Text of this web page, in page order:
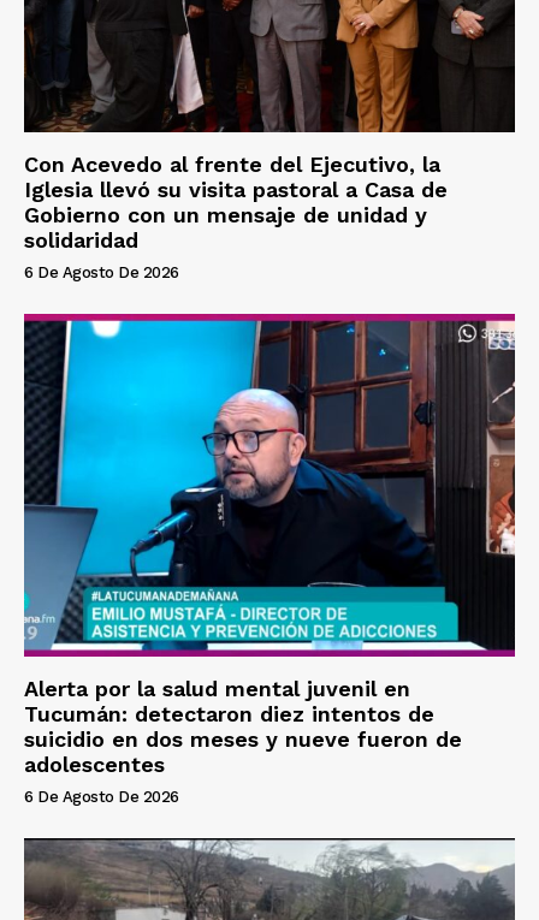
Con Acevedo al frente del Ejecutivo, la
Iglesia llevó su visita pastoral a Casa de
Gobierno con un mensaje de unidad y
solidaridad
6 De Agosto De 2026
Alerta por la salud mental juvenil en
Tucumán: detectaron diez intentos de
suicidio en dos meses y nueve fueron de
adolescentes
6 De Agosto De 2026